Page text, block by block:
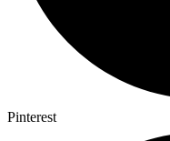
Pinterest